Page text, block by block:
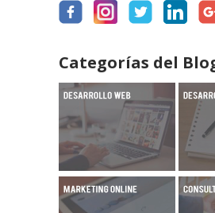
Categorías del